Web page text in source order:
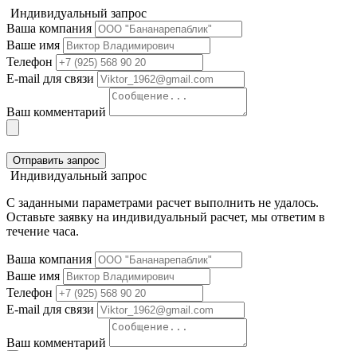
Индивидуальный запрос
Ваша компания
Ваше имя
Телефон
E-mail для связи
Ваш комментарий
Отправить запрос
Индивидуальный запрос
С заданными параметрами расчет выполнить не удалось.
Оставьте заявку на индивидуальный расчет, мы ответим в
течение часа.
Ваша компания
Ваше имя
Телефон
E-mail для связи
Ваш комментарий